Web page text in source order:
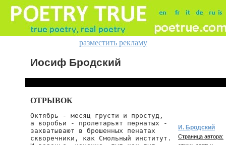
разместить рекламу
Иосиф Бродский
ОТРЫВОК
Октябрь - месяц грусти и простуд,
а воробьи - пролетарьят пернатых -
захватывают в брошенных пенатах
скворечники, как Смольный институт.
И. Бродский
Страница автора: